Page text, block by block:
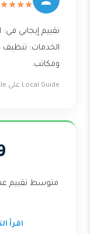
تقييم إيجابي في:
الخدمات:
ومكاتب.
Local Guide على Google
اقرأ